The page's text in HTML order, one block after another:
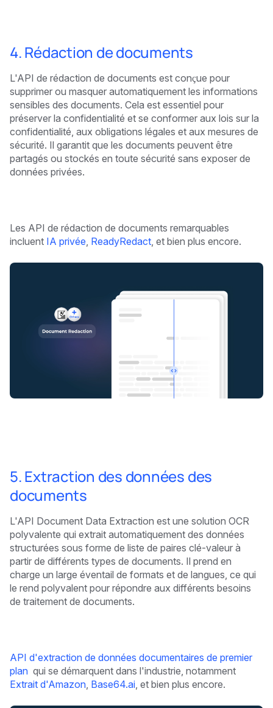
4. Rédaction de documents
L'API de rédaction de documents est conçue pour
supprimer ou masquer automatiquement les informations
sensibles des documents. Cela est essentiel pour
préserver la confidentialité et se conformer aux lois sur la
confidentialité, aux obligations légales et aux mesures de
sécurité. Il garantit que les documents peuvent être
partagés ou stockés en toute sécurité sans exposer de
données privées.
Les API de rédaction de documents remarquables
incluent IA privée ReadyRedact , et bien plus encore.
5. Extraction des données des
documents
L'API Document Data Extraction est une solution OCR
polyvalente qui extrait automatiquement des données
structurées sous forme de liste de paires clé-valeur à
partir de différents types de documents. Il prend en
charge un large éventail de formats et de langues, ce qui
le rend polyvalent pour répondre aux différents besoins
de traitement de documents.
API d'extraction de données documentaires de premier
plan ‍ qui se démarquent dans l'industrie, notamment
Extrait d'Amazon Base64.ai , et bien plus encore.